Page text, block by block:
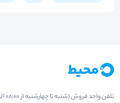
تلفن واحد فروش (شنبه تا چهارشنبه از 08:00 الی 17:00)